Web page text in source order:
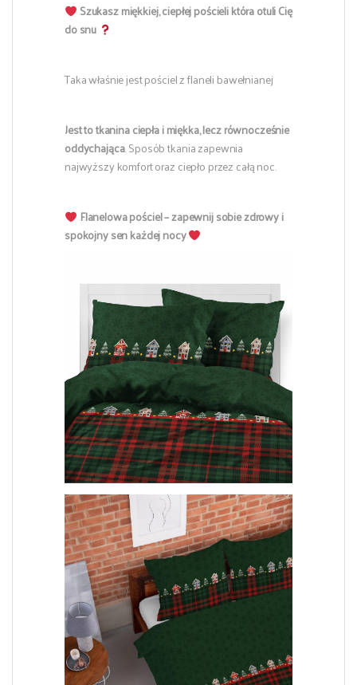
Szukasz miękkiej, ciepłej pościeli która otuli Cię
do snu
Taka właśnie jest pościel z flaneli bawełnianej
Jest to tkanina ciepła i miękka, lecz równocześnie
oddychająca. Sposób tkania zapewnia
najwyższy komfort oraz ciepło przez całą noc.
Flanelowa pościel – zapewnij sobie zdrowy i
spokojny sen każdej nocy